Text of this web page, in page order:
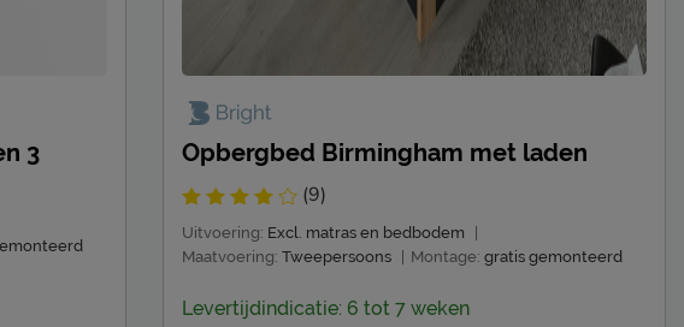
3
Opbergbed Birmingham met laden
(9)
Uitvoering: Excl. matras en bedbodem
Maatvoering: Tweepersoons Montage: gratis gemonteerd
Levertijdindicatie: 6 tot 7 weken